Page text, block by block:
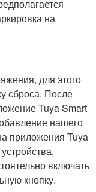
на
для этого
сброса. После
Tuya Smart
нашего
приложения Tuya
включать
кнопку.